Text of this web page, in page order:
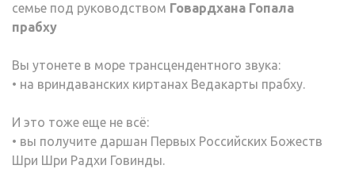
семье под руководством Говардхана Гопала
прабху
Вы утонете в море трансцендентного звука:
• на вриндаванских киртанах Ведакарты прабху.
И это тоже еще не всё:
• вы получите даршан Первых Российских Божеств
Шри Шри Радхи Говинды.